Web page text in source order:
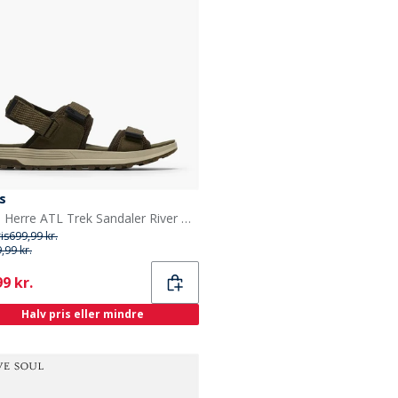
Clarks Herre ATL Trek Sandaler River Olive
699,99 kr.
kr.
kr.
Halv pris eller mindre